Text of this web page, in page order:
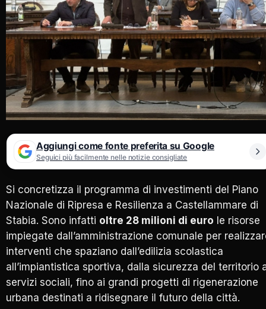
Aggiungi come fonte preferita su Google
Seguici più facilmente nelle notizie consigliate
Si concretizza il programma di investimenti del Piano
Nazionale di Ripresa e Resilienza a Castellammare di
Stabia. Sono infatti oltre 28 milioni di euro le risorse
impiegate dall’amministrazione comunale per
interventi che spaziano dall’edilizia scolastica
all’impiantistica sportiva, dalla sicurezza del territorio
servizi sociali, fino ai grandi progetti di rigenerazione
urbana destinati a ridisegnare il futuro della città.